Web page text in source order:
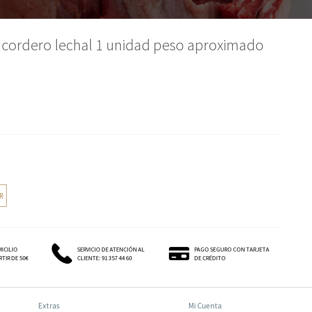
lechal 1 unidad peso aproximado
DE 50€
SERVICIO DE ATENCIÓN AL
CLIENTE: 91 357 44 60
PAGO SEGURO CON TARJETA
DE CRÉDITO
Extras Mi Cuenta